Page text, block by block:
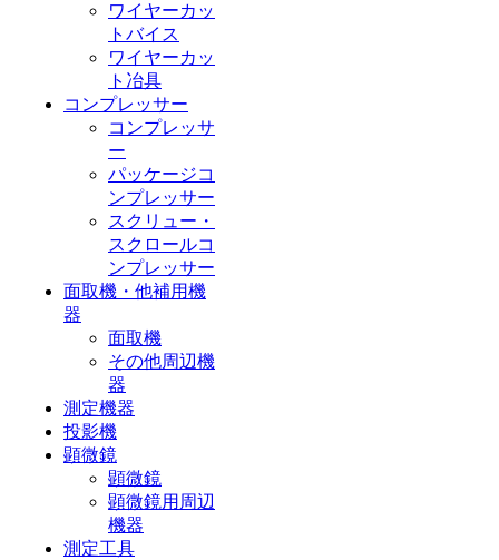
ワイヤーカッ
トバイス
ワイヤーカッ
ト冶具
コンプレッサー
コンプレッサ
ー
パッケージコ
ンプレッサー
スクリュー・
スクロールコ
ンプレッサー
面取機・他補用機
器
面取機
その他周辺機
器
測定機器
投影機
顕微鏡
顕微鏡
顕微鏡用周辺
機器
測定工具